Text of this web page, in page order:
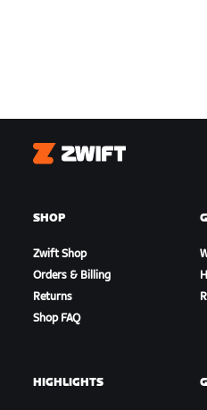
Zwift
SHOP
Zwift Shop
Orders & Billing
Returns
Shop FAQ
HIGHLIGHTS